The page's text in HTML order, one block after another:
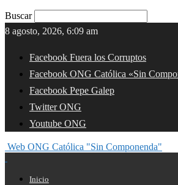
Buscar
8 agosto, 2026, 6:09 am
Facebook Fuera los Corruptos
Facebook ONG Católica «Sin
Facebook Pepe Galep
Twitter ONG
Youtube ONG
Web ONG Católica "Sin Componenda"
Inicio